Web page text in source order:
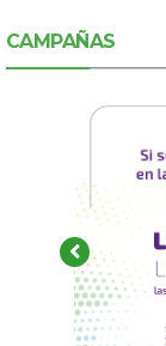
CAMPAÑAS